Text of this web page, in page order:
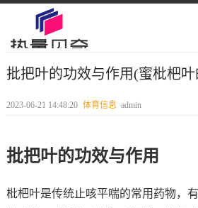
批把叶的功效与作用(蜜枇杷
2023-06-21 14:48:20 体育信息 admin
批把叶的功效与作用
枇杷叶是传统止咳平喘的常用药物，